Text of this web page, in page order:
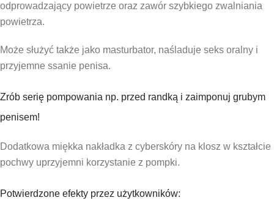
odprowadzający powietrze oraz zawór szybkiego zwalniania
powietrza.
Może służyć także jako masturbator, naśladuje seks oralny i
przyjemne ssanie penisa.
Zrób serię pompowania np. przed randką i zaimponuj grubym
penisem!
Dodatkowa miękka nakładka z cyberskóry na klosz w kształcie
pochwy uprzyjemni korzystanie z pompki.
Potwierdzone efekty przez użytkowników: